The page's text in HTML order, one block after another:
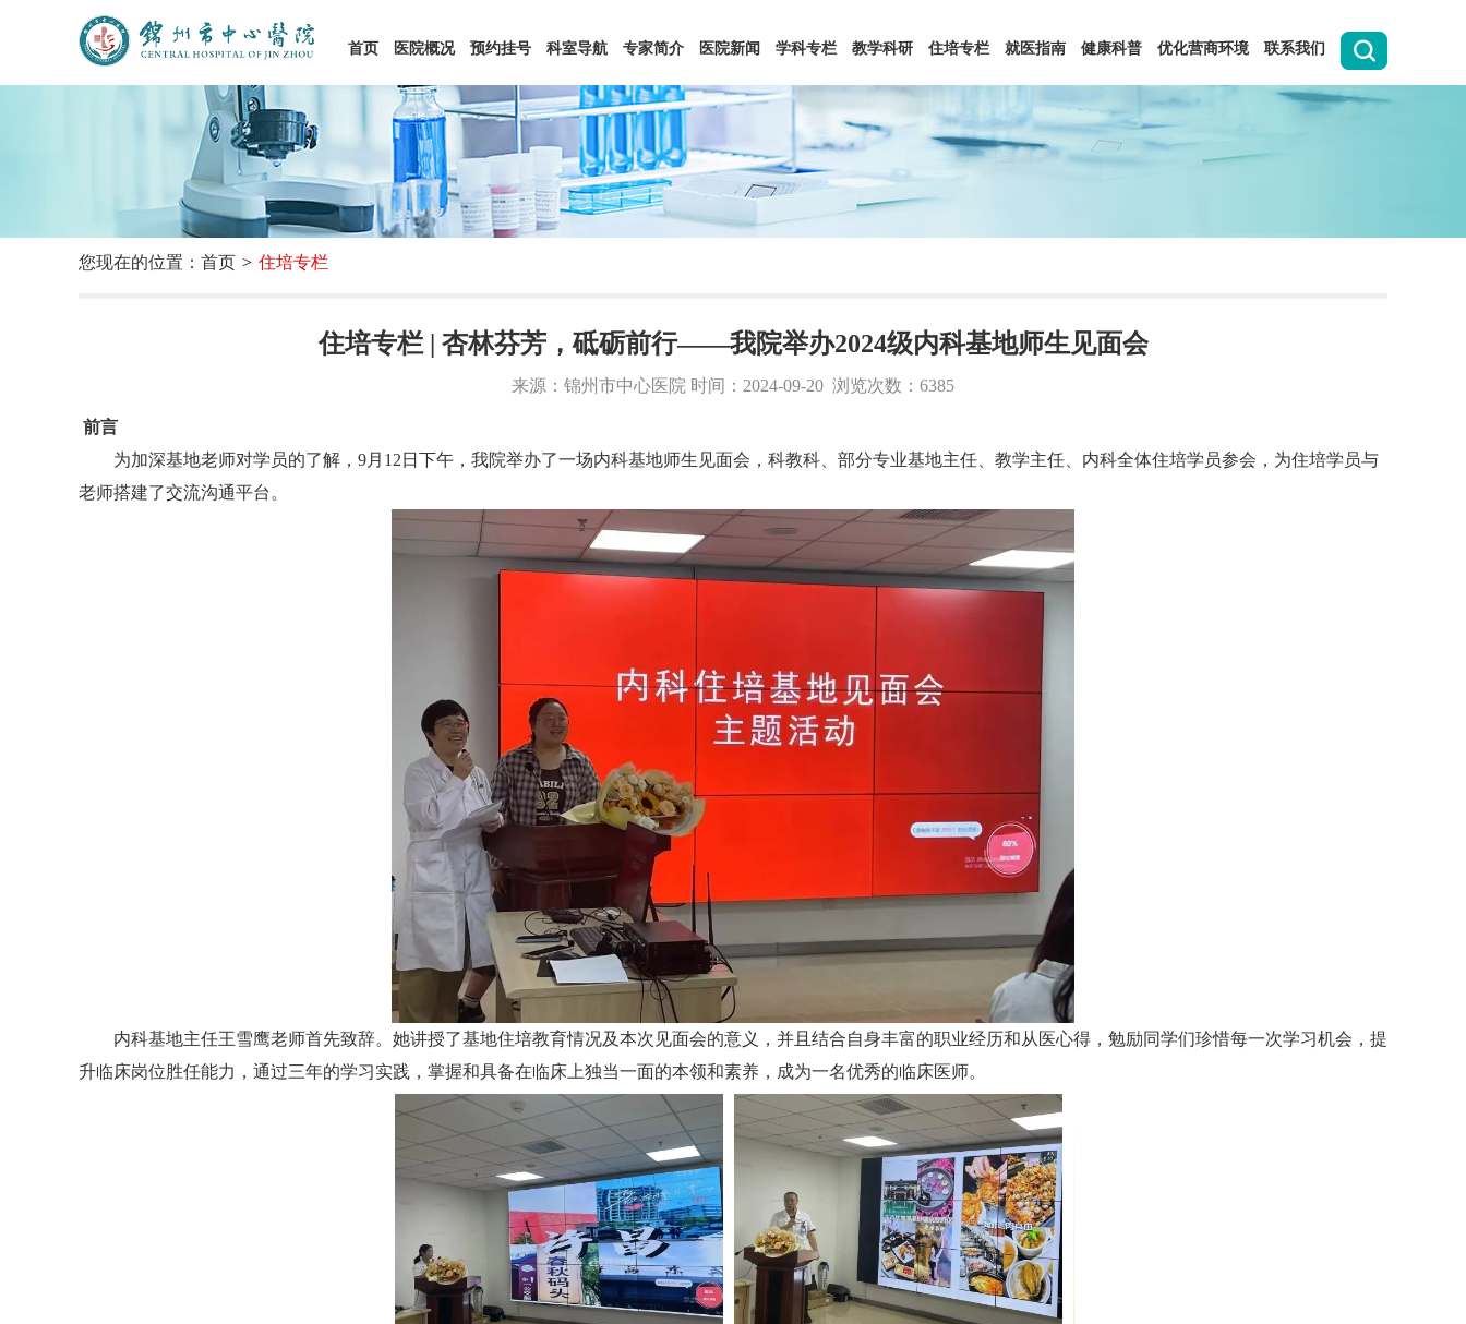
首页 医院概况 预约挂号 科室导航 专家简介 医院新闻 学科专栏 教学科研 住培专栏 就医指南 健康科普 优化营商环境 联系我们
您现在的位置：首页 住培专栏
住培专栏 | 杏林芬芳，砥砺前行——我院举办2024级内科基地师生见面会
来源：锦州市中心医院 时间：2024-09-20 浏览次数：6385
前言
为加深基地老师对学员的了解，9月12日下午，我院举办了一场内科基地师生见面会，科教科、部分专业基地主任、教学主任、内科全体住培学员参会，为住培学员与
老师搭建了交流沟通平台。
内科基地主任王雪鹰老师首先致辞。她讲授了基地住培教育情况及本次见面会的意义，并且结合自身丰富的职业经历和从医心得，勉励同学们珍惜每一次学习机会，提
升临床岗位胜任能力，通过三年的学习实践，掌握和具备在临床上独当一面的本领和素养，成为一名优秀的临床医师。